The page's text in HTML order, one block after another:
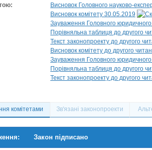
Висновок Головного науково-
Висновок комітету 30.05.2019
Зауваження Головного
Порівняльна таблиця до другого
Текст законопроекту до другого
Висновок комітету до другого
Зауваження Головного
Порівняльна таблиця до другого
Текст законопроекту до другого
комітетами Зв'язані законопроекти
Закон підписано